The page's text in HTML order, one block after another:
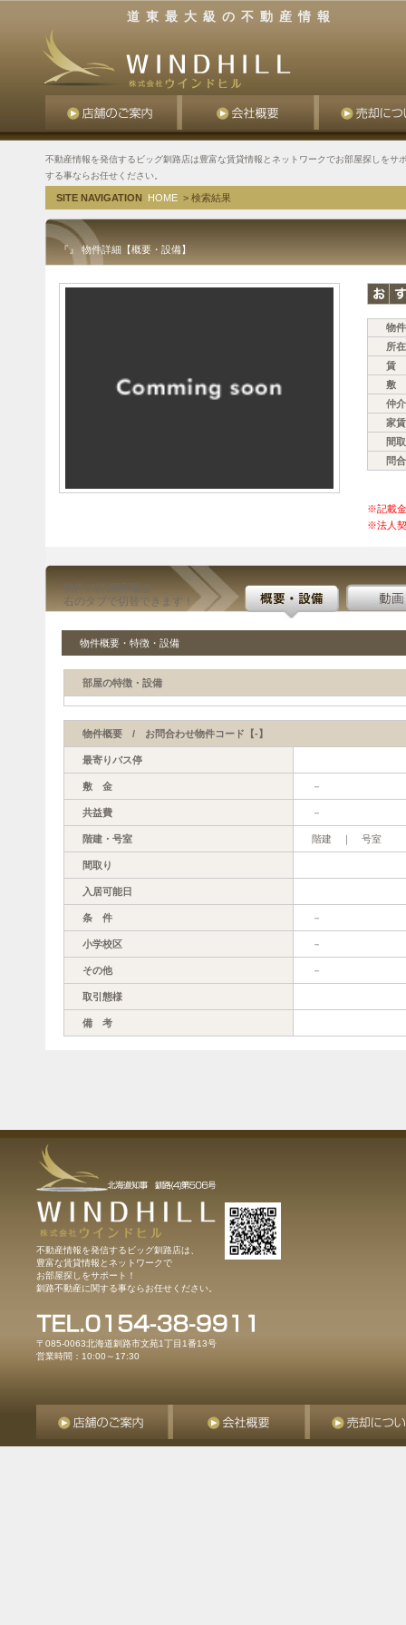
道東最大級の不動産情報
不動産情報を発信するビッグ釧路店は豊富な賃貸情報とネットワークでお部屋探しをサ
する事ならお任せください。
SITE NAVIGATION HOME > 検索結果
『』 物件詳細【概要・設備】
物
所
賃
敷
仲
家
間
問
※記載
※法人契
物件の詳細情報は
右のタブで切替できます！
物件概要・特徴・設備
部屋の特徴・設備
物件概要 / お問合わせ物件コード【-】
最寄りバス停
敷 金 －
共益費 －
階建・号室 階建 ｜ 号室
間取り
入居可能日
条 件 －
小学校区 －
その他 －
取引態様
備 考
不動産情報を発信するビッグ釧路店は、
豊富な賃貸情報とネットワークで
お部屋探しをサポート！
釧路不動産に関する事ならお任せください。
〒085-0063北海道釧路市文苑1丁目1番13号
営業時間：10:00～17:30